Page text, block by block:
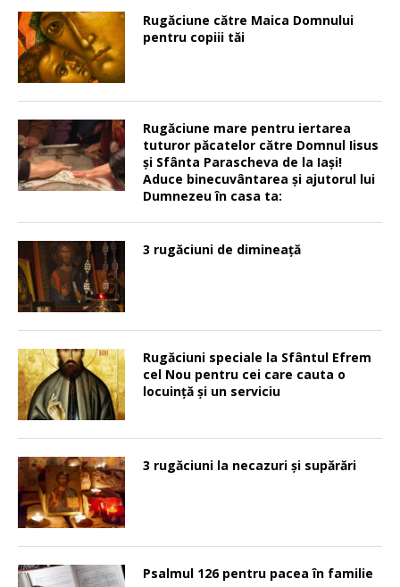
Rugăciune către Maica Domnului
pentru copiii tăi
Rugăciune mare pentru iertarea
tuturor păcatelor către Domnul Iisus
şi Sfânta Parascheva de la Iaşi!
Aduce binecuvântarea şi ajutorul lui
Dumnezeu în casa ta:
3 rugăciuni de dimineață
Rugăciuni speciale la Sfântul Efrem
cel Nou pentru cei care cauta o
locuinţă şi un serviciu
3 rugăciuni la necazuri și supărări
Psalmul 126 pentru pacea în familie